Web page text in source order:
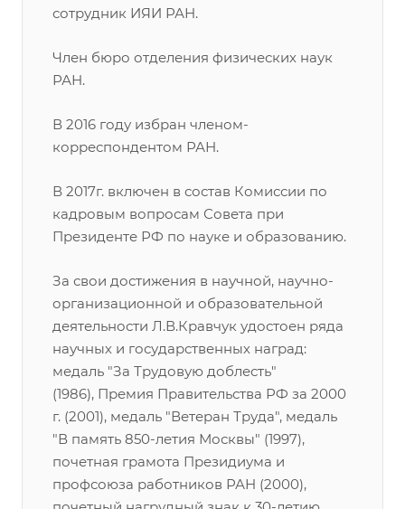
сотрудник ИЯИ РАН.
Член бюро отделения физических наук
РАН.
В 2016 году избран членом-
корреспондентом РАН.
В 2017г. включен в состав Комиссии по
кадровым вопросам Совета при
Президенте РФ по науке и образованию.
За свои достижения в научной, научно-
организационной и образовательной
деятельности Л.В.Кравчук удостоен ряда
научных и государственных наград:
медаль "За Трудовую доблесть"
(1986), Премия Правительства РФ за 2000
г. (2001), медаль "Ветеран Труда", медаль
"В память 850-летия Москвы" (1997),
почетная грамота Президиума и
профсоюза работников РАН (2000),